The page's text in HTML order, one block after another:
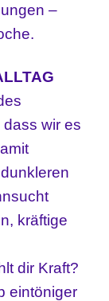
–
wir es
kräftige
dir Kraft?
eintöniger